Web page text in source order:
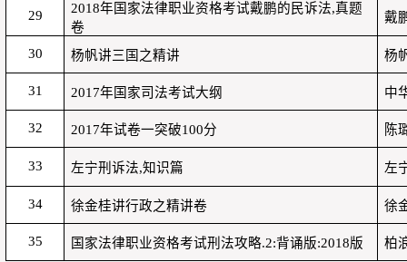
29 2018年国家法律职业资格考试戴鹏的民诉法,真题
卷
戴
30 杨帆讲三国之精讲 杨
31 2017年国家司法考试大纲 中
32 2017年试卷一突破100分 陈
33 左宁刑诉法,知识篇 左
34 徐金桂讲行政之精讲卷 徐
35 国家法律职业资格考试刑法攻略.2:背诵版:2018版 柏